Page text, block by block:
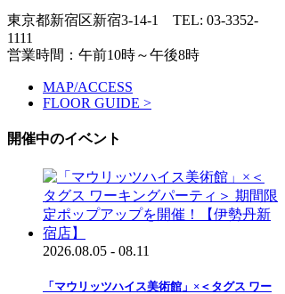
東京都新宿区新宿3-14-1 TEL: 03-3352-
1111
営業時間：午前10時～午後8時
MAP/ACCESS
FLOOR GUIDE >
開催中のイベント
2026.08.05 - 08.11
「マウリッツハイス美術館」×＜タグス ワー